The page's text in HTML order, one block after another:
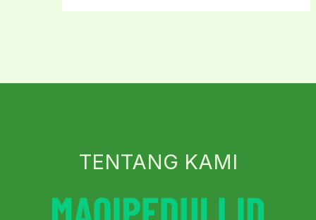
TENTANG KAMI